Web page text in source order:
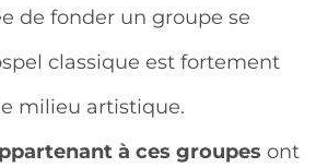
de fonder un groupe se
classique est fortement
milieu artistique.
à ces groupes ont